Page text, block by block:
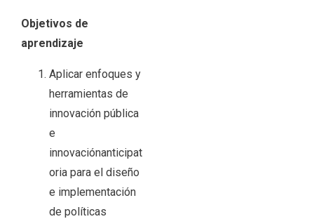
Objetivos de
aprendizaje
Aplicar enfoques y
herramientas de
innovación pública
e
innovaciónanticipat
oria para el diseño
e implementación
de políticas